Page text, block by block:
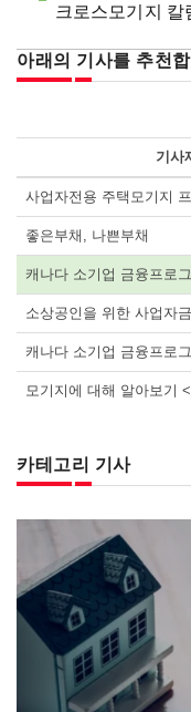
크로스모기지 칼
아래의 기사를 추천
기사
사업자전용 주택모기지
좋은부채, 나쁜부채
캐나다 소기업 금융프로
소상공인을 위한 사업자
캐나다 소기업 금융프로
모기지에 대해 알아보기
카테고리 기사